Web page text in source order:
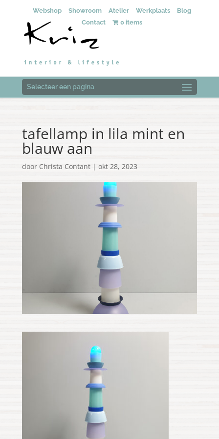
Webshop Showroom Atelier Werkplaats
Blog
Contact
0 items
Selecteer een pagina
tafellamp in lila mint en
blauw aan
door Christa Contant| okt 28, 2023